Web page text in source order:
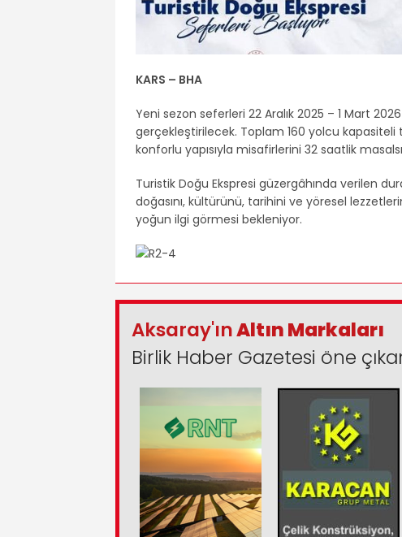
KARS – BHA
Yeni sezon seferleri 22 Aralık 2025 – 1 Mart
gerçekleştirilecek. Toplam 160 yolcu kapasiteli
konforlu yapısıyla misafirlerini 32 saatlik
Turistik Doğu Ekspresi güzergâhında verilen
doğasını, kültürünü, tarihini ve yöresel
yoğun ilgi görmesi bekleniyor.
Aksaray'ınAltın Markaları
Birlik Haber Gazetesi öne